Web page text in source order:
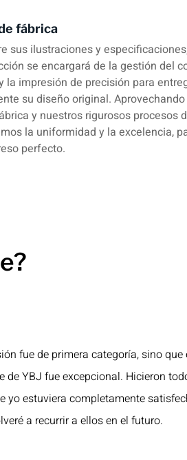
fábrica
sus ilustraciones y
se encargará de la gestión del
la impresión de precisión para
su diseño original.
y nuestros rigurosos procesos
la uniformidad y la excelencia,
perfecto.
fue de primera categoría, sino que
de YBJ fue excepcional. Hicieron
yo estuviera completamente
a recurrir a ellos en el futuro.